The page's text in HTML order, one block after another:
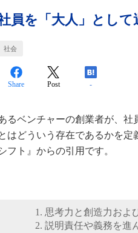
員を「大人」とし
社会
Share Post -
るベンチャーの創業者が、社
はどういう存在であるかを
フト』からの引用です。
思考力と創造力およ
説明責任や義務を進